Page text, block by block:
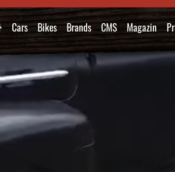
Cars Bikes Brands CMS Magazin